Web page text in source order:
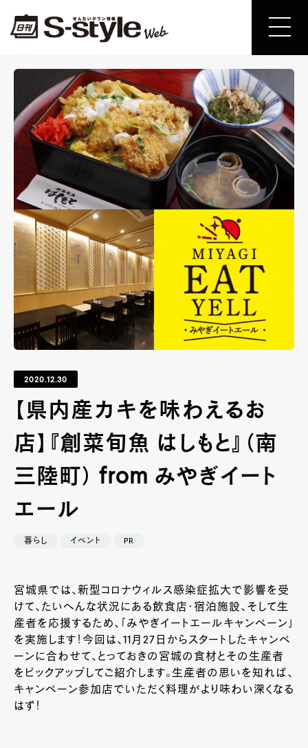
2020.12.30
【県内産カキを味わえるお
店】『創菜旬魚 はしもと』（南
三陸町） from みやぎイート
エール
暮らし イベント PR
宮城県では、新型コロナウィルス感染症拡大で影響を受
けて、たいへんな状況にある飲食店・宿泊施設、そして生
産者を応援するため、「みやぎイートエールキャンペーン」
を実施します！今回は、11月27日からスタートしたキャンペ
ーンに合わせて、とっておきの宮城の食材とその生産者
をピックアップしてご紹介します。生産者の思いを知れば、
キャンペーン参加店でいただく料理がより味わい深くなる
はず！